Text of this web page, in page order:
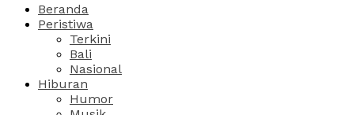
Beranda
Peristiwa
Terkini
Bali
Nasional
Hiburan
Humor